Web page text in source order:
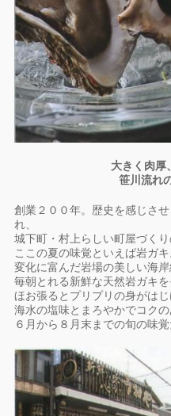
大きく肉厚
笹川流れ
創業２００年。歴史を感じさ
れ、
城下町・村上らしい町屋づく
ここの夏の味覚といえば岩ガキ
変化に富んだ岩場の美しい海
毎朝とれる新鮮な天然岩ガキ
ほお張るとプリプリの身がはじ
海水の塩味とまろやかでコク
６月から８月末までの旬の味覚